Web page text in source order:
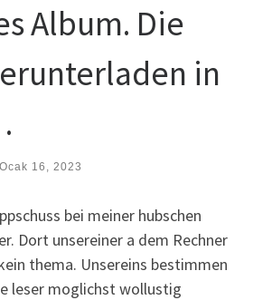
Album. Die
in
Ocak 16, 2023
bei meiner hubschen
Dort unsereiner a dem Rechner
thema. Unsereins bestimmen
leser moglichst wollustig